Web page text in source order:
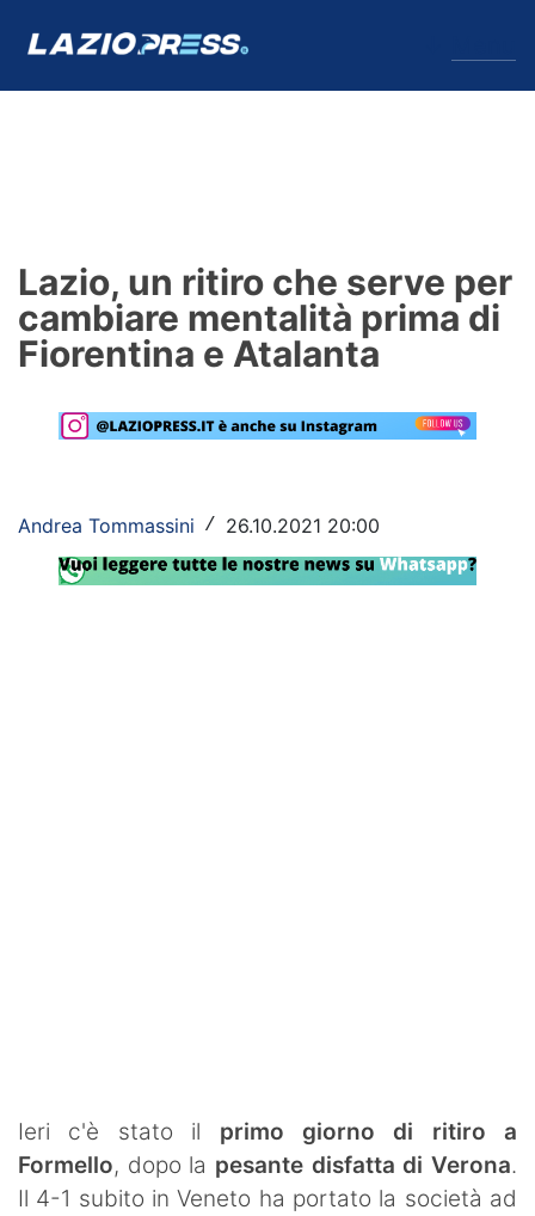
Formello
Infortuni
Primavera
Lazio Women
Rassegna Lazio
Contatti
Lazio, un ritiro che serve per
cambiare mentalità prima di
Fiorentina e Atalanta
Andrea Tommassini / 26.10.2021 20:00
Ieri c'è stato il primo giorno di ritiro a
Formello, dopo la pesante disfatta di Verona.
Il 4-1 subito in Veneto ha portato la società ad